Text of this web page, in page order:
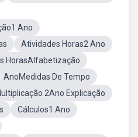
Ano
Atividades Horas2 Ano
HorasAlfabetização
De Tempo
2Ano Explicação
Cálculos1 Ano